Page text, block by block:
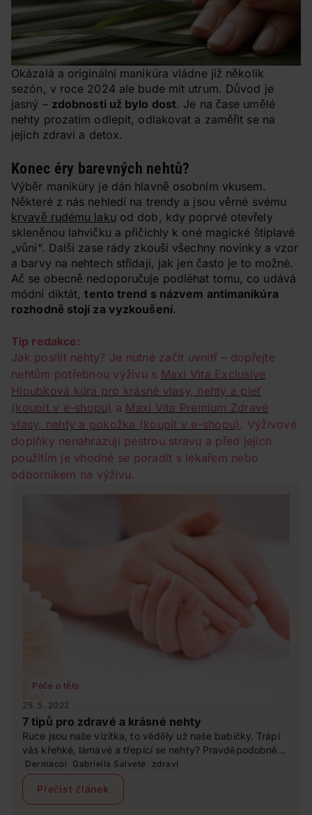
Okázalá a originální manikúra vládne již několik
sezón, v roce 2024 ale bude mít utrum. Důvod je
jasný – zdobnosti už bylo dost. Je na čase umělé
nehty prozatím odlepit, odlakovat a zaměřit se na
jejich zdraví a detox.
Konec éry barevných nehtů?
Výběr manikúry je dán hlavně osobním vkusem.
Některé z nás nehledí na trendy a jsou věrné svému
krvavě rudému laku od dob, kdy poprvé otevřely
skleněnou lahvičku a přičichly k oné magické štiplavé
„vůni“. Další zase rády zkouší všechny novinky a vzor
a barvy na nehtech střídají, jak jen často je to možné.
Ač se obecně nedoporučuje podléhat tomu, co udává
módní diktát,tento trend s názvem antimanikúra
rozhodně stojí za vyzkoušení.
Tip redakce:
Jak posílit nehty? Je nutné začít uvnitř – dopřejte
nehtům potřebnou výživu s Maxi Vita Exclusive
Hloubková kúra pro krásné vlasy, nehty a pleť
(koupit v e-shopu) a Maxi Vita Premium Zdravé
vlasy, nehty a pokožka (koupit v e-shopu) . Výživové
doplňky nenahrazují pestrou stravu a před jejich
použitím je vhodné se poradit s lékařem nebo
odborníkem na výživu.
Péče o tělo
25. 5. 2022
7 tipů pro zdravé a krásné nehty
Ruce jsou naše vizitka, to věděly už naše babičky. Trápí
vás křehké, lámavé a třepící se nehty? Pravděpodobně
vám chybějí vitaminy a minerály nebo svým nehtům
nevěnujete dostatečnou péči. Dostaňte své nehty zpět do
kondice s našimi tipy.
Dermacol Gabriella Salvete zdraví
Přečíst článek